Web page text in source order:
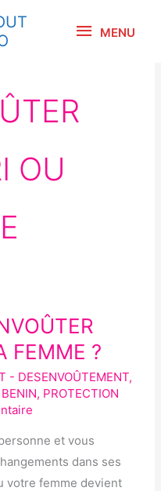
MENU
OU
FEMME ?
- DESENVOÛTEMENT,
, PROTECTION
et vous
dans ses
votre femme devient